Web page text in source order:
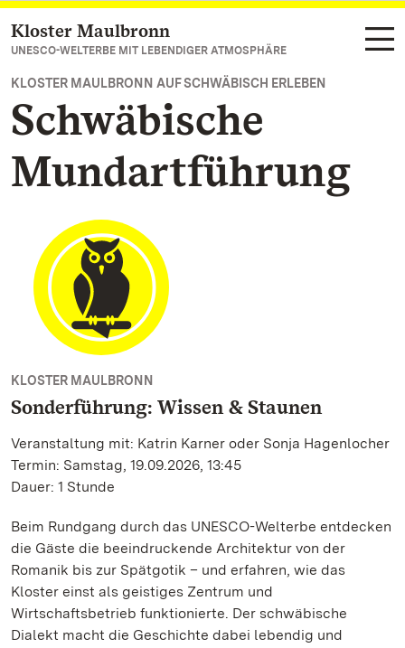
Zum Hauptinhalt springen
Kloster Maulbronn
UNESCO-WELTERBE MIT LEBENDIGER ATMOSPHÄRE
KLOSTER MAULBRONN AUF SCHWÄBISCH ERLEBEN
Schwäbische
Mundartführung
KLOSTER MAULBRONN
Sonderführung: Wissen & Staunen
Veranstaltung mit: Katrin Karner oder Sonja Hagenlocher
Termin: Samstag, 19.09.2026, 13:45
Dauer: 1 Stunde
Beim Rundgang durch das UNESCO-Welterbe entdecken
die Gäste die beeindruckende Architektur von der
Romanik bis zur Spätgotik – und erfahren, wie das
Kloster einst als geistiges Zentrum und
Wirtschaftsbetrieb funktionierte. Der schwäbische
Dialekt macht die Geschichte dabei lebendig und